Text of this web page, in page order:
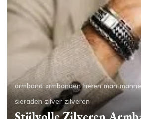
armband armbanden heren man
sieraden zilver zilveren